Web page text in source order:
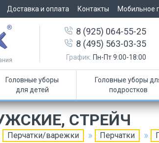
Доставка и оплата Контакты Мобильное
8 (925) 064-55-25
8 (495) 563-03-35
График: Пн-Пт 9:00-18:00
Головные уборы
для детей
Головные уборы
подростков
СТРЕЙЧ
Перчатки/варежки Перчатки